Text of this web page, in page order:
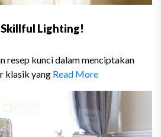
Lighting!
resep kunci dalam menciptakan
klasik yang Read More